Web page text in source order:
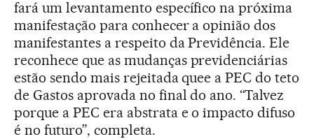
fará um levantamento específico na próxima
manifestação para conhecer a opinião dos
manifestantes a respeito da Previdência. Ele
reconhece que as mudanças previdenciárias
estão sendo mais rejeitada quee a PEC do teto
de Gastos aprovada no final do ano. “Talvez
porque a PEC era abstrata e o impacto difuso
é no futuro”, completa.